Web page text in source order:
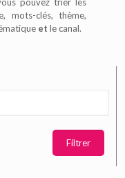
mots-clés, thème,
et le canal.